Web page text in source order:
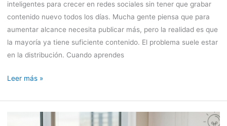
inteligentes para crecer en redes sociales sin tener que grabar
contenido nuevo todos los días. Mucha gente piensa que para
aumentar alcance necesita publicar más, pero la realidad es que
la mayoría ya tiene suficiente contenido. El problema suele estar
en la distribución. Cuando aprendes
Leer más »